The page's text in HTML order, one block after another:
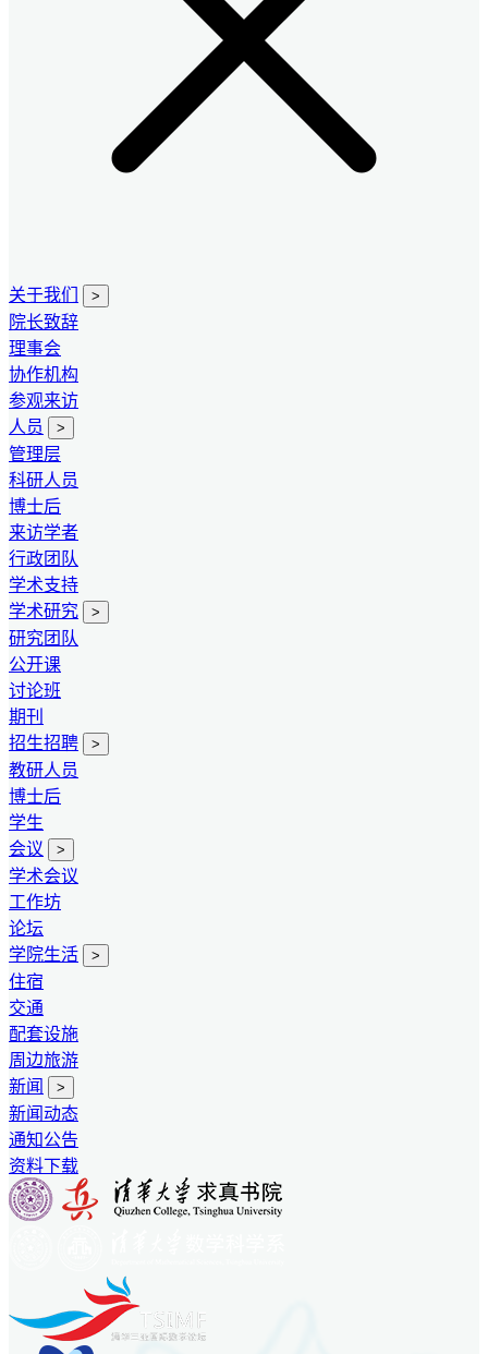
关于我们 >
院长致辞
理事会
协作机构
参观来访
人员
>
管理层
科研人员
博士后
来访学者
行政团队
学术支持
学术研究
>
研究团队
公开课
讨论班
期刊
招生招聘
>
教研人员
博士后
学生
会议
>
学术会议
工作坊
论坛
学院生活
>
住宿
交通
配套设施
周边旅游
新闻
>
新闻动态
通知公告
资料下载